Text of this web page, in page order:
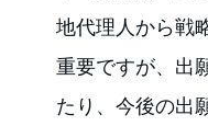
地代理人から戦
重要ですが、出
たり、今後の出